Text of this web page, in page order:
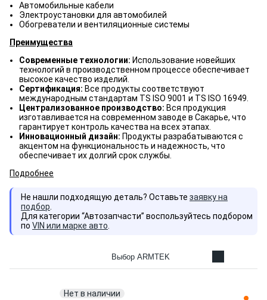
Автомобильные кабели
Электроустановки для автомобилей
Обогреватели и вентиляционные системы
Преимущества
Современные технологии: Использование новейших
технологий в производственном процессе обеспечивает
высокое качество изделий.
Сертификация: Все продукты соответствуют
международным стандартам TS ISO 9001 и TS ISO 16949.
Централизованное производство: Вся продукция
изготавливается на современном заводе в Сакарье, что
гарантирует контроль качества на всех этапах.
Инновационный дизайн: Продукты разрабатываются с
акцентом на функциональность и надежность, что
обеспечивает их долгий срок службы.
Подробнее
Не нашли подходящую деталь? Оставьте заявку на
подбор
Для категории “Автозапчасти” воспользуйтесь подбором
по VIN или марке авто
Выбор ARMTEK
Нет в наличии